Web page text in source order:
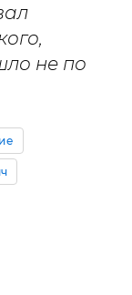
не по